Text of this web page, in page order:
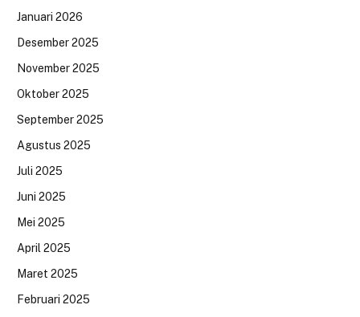
Januari 2026
Desember 2025
November 2025
Oktober 2025
September 2025
Agustus 2025
Juli 2025
Juni 2025
Mei 2025
April 2025
Maret 2025
Februari 2025